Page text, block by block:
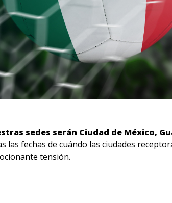
sedes serán Ciudad de México,
fechas de cuándo las ciudades
tensión.